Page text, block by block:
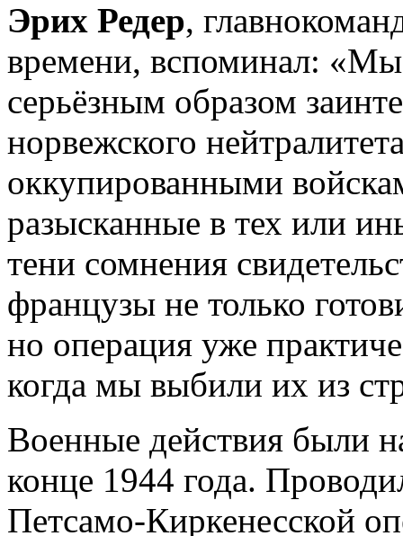
Эрих Редер,
времени, вспоминал:
серьёзным образом
норвежского
оккупированными
разысканные в тех или
тени сомнения
французы не только
но операция уже
когда мы выбили их из
Военные действия были
конце 1944 года.
Петсамо-Киркенесской